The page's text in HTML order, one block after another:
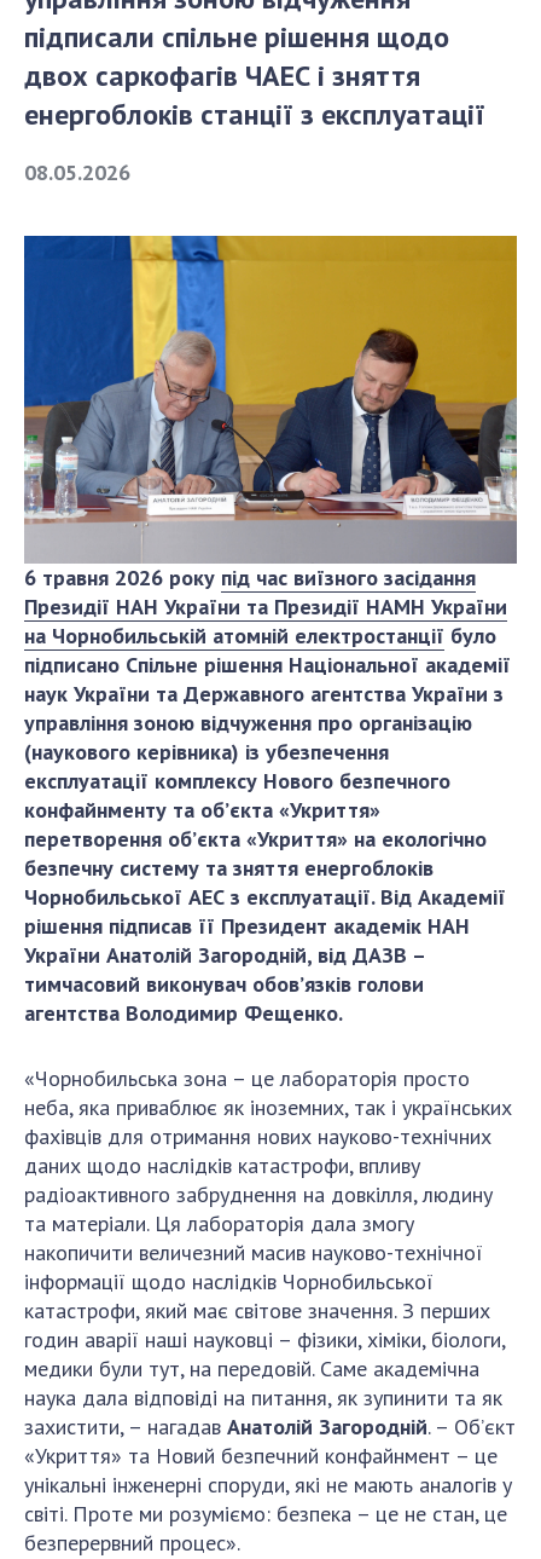
СТРУКТУРА
Президія НАН України
Апарат Президії
наук
Секція хімічних і біологічних наук
Секція суспільних і гуманітарних наук
Установи при Президії
Ради, комітети та комісії
Наукові центри МОН та НАН України
Громадські організації
ДІЯЛЬНІСТЬ
Засідання Президії НАН України
Сесії Загальних зборів НАН України
Річні звіти НАН України
Річні фінансові звіти НАН України
Наукові публікації та видавнича діяльність
Охорона прав інтелектуальної власності та
трансфер технологій в наукових установах
Наукові об'єкти, що становлять національне
надбання
Центри колективного користування
науковими приладами НАН України
Оцінювання ефективності діяльності
наукових установ
Відкрита наука в НАН України
Підготовка наукових кадрів
Робота з молоддю
МІЖНАРОДНЕ СПІВРОБІТНИЦТВО
Членство в міжнародних організаціях
Міжнародні угоди
Міжнародні програми та конкурси
ДОКУМЕНТИ
Нормативні акти НАН України
Державний бюджет НАН України
Вибори до складу НАН України
підписали спільне рішення щодо
двох саркофагів ЧАЕС і зняття
енергоблоків станції з експлуатації
08.05.2026
6 травня 2026 року під час виїзного засідання
Президії НАН України та Президії НАМН України
на Чорнобильській атомній електростанції було
підписано Спільне рішення Національної академії
наук України та Державного агентства України з
управління зоною відчуження про організацію
(наукового керівника) із убезпечення
експлуатації комплексу Нового безпечного
конфайнменту та об’єкта «Укриття»
перетворення об’єкта «Укриття» на екологічно
безпечну систему та зняття енергоблоків
Чорнобильської АЕС з експлуатації. Від Академії
рішення підписав її Президент академік НАН
України Анатолій Загородній, від ДАЗВ –
тимчасовий виконувач обов’язків голови
агентства Володимир Фещенко.
«Чорнобильська зона – це лабораторія просто
неба, яка приваблює як іноземних, так і українських
фахівців для отримання нових науково-технічних
даних щодо наслідків катастрофи, впливу
радіоактивного забруднення на довкілля, людину
та матеріали. Ця лабораторія дала змогу
накопичити величезний масив науково-технічної
інформації щодо наслідків Чорнобильської
катастрофи, який має світове значення. З перших
годин аварії наші науковці – фізики, хіміки, біологи,
медики були тут, на передовій. Саме академічна
наука дала відповіді на питання, як зупинити та як
захистити, – нагадав Анатолій Загородній. – Об’єкт
«Укриття» та Новий безпечний конфайнмент – це
унікальні інженерні споруди, які не мають аналогів у
світі. Проте ми розуміємо: безпека – це не стан, це
безперервний процес».